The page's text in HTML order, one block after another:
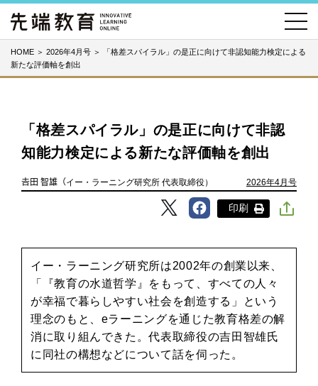
HOME ＞ 2026年4月号 ＞
「格差スパイラル」の是正に向けて非認知能力検定による
新たな評価軸を創出
「格差スパイラル」の是正に向けて非認
知能力検定による新たな評価軸を創出
𠮷田 智雄（イー・ラーニング研究所 代表取締役） 2026年4月号
印刷
イー・ラーニング研究所は2002年の創業以来、
「『教育の水道哲学』をもって、すべての人々
が幸福で暮らしやすい社会を創造する」という
理念のもと、eラーニングを通じた教育格差の解
消に取り組んできた。代表取締役の吉田智雄氏
に同社の構想などについて話を伺った。